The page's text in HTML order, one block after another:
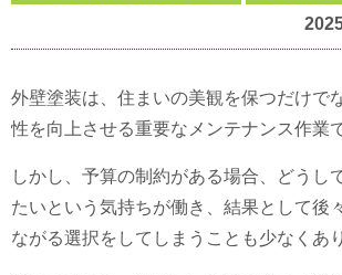
外壁塗装は、住まいの美観を保つだけで
性を向上させる重要なメンテナンス作業
しかし、予算の制約がある場合、どうし
たいという気持ちが働き、結果として後
ながる選択をしてしまうことも少なくあ